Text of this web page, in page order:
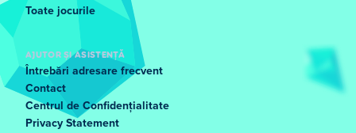
Toate jocurile
AJUTOR ȘI ASISTENȚĂ
Întrebări adresare frecvent
Contact
Centrul de Confidențialitate
Privacy Statement